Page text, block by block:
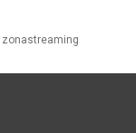
zonastreaming